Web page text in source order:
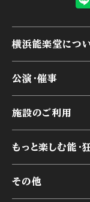
横浜能楽堂につ
横浜能楽堂が
能舞台の歴史
様々なお客様
本舞台座席
交通アクセス
公演・催事
アーカイブ
施設のご利用
第二舞台
研修室
もっと楽しむ能・
その他